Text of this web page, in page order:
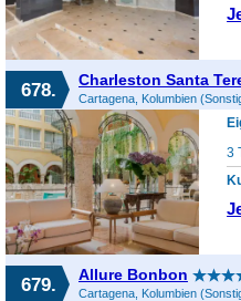
678. Charleston Santa
3
679. Allure Bonbon